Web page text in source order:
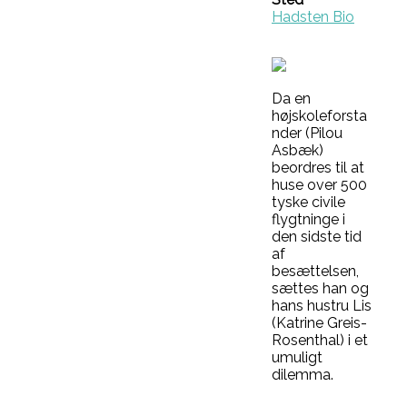
Hadsten Bio
Da en
højskoleforsta
nder (Pilou
Asbæk)
beordres til at
huse over 500
tyske civile
flygtninge i
den sidste tid
af
besættelsen,
sættes han og
hans hustru Lis
(Katrine Greis-
Rosenthal) i et
umuligt
dilemma.